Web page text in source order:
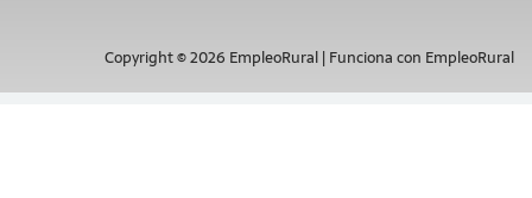
Copyright © 2026 EmpleoRural | Funciona con EmpleoRural